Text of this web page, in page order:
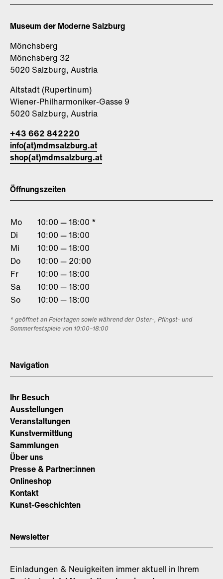
Museum der Moderne Salzburg
Mönchsberg
Mönchsberg 32
5020 Salzburg, Austria
Altstadt (Rupertinum)
Wiener-Philharmoniker-Gasse 9
5020 Salzburg, Austria
+43 662 842220
info(at)mdmsalzburg.at
shop(at)mdmsalzburg.at
Öffnungszeiten
Mo
10:00 — 18:00 *
Di
10:00 — 18:00
Mi
10:00 — 18:00
Do
10:00 — 20:00
Fr
10:00 — 18:00
Sa
10:00 — 18:00
So
10:00 — 18:00
* geöffnet an Feiertagen sowie während der Oster-, Pfingst- und
Sommerfestspiele von 10:00–18:00
Navigation
Ihr Besuch
Ausstellungen
Veranstaltungen
Kunstvermittlung
Sammlungen
Über uns
Presse & Partner:innen
Onlineshop
Kontakt
Kunst-Geschichten
Newsletter
Einladungen & Neuigkeiten immer aktuell in Ihrem